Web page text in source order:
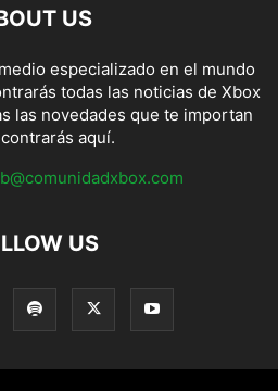
US
especializado en el mundo
todas las noticias de Xbox
las novedades que te importan
aquí.
US